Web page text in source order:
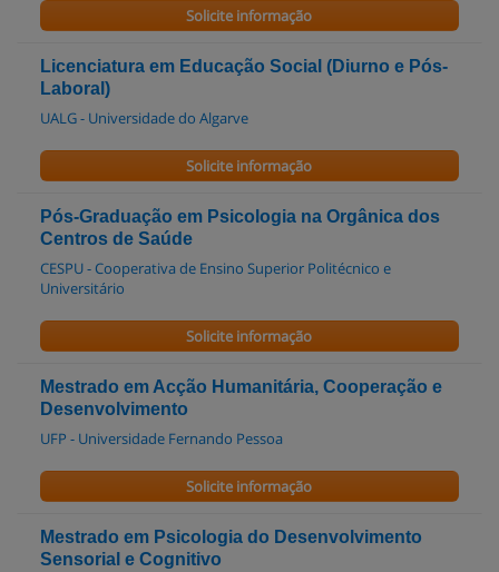
Solicite informação
Licenciatura em Educação Social (Diurno e Pós-
Laboral)
UALG - Universidade do Algarve
Solicite informação
Pós-Graduação em Psicologia na Orgânica dos
Centros de Saúde
CESPU - Cooperativa de Ensino Superior Politécnico e
Universitário
Solicite informação
Mestrado em Acção Humanitária, Cooperação e
Desenvolvimento
UFP - Universidade Fernando Pessoa
Solicite informação
Mestrado em Psicologia do Desenvolvimento
Sensorial e Cognitivo